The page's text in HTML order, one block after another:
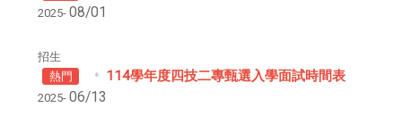
2025- 08/01
招生
熱門
114學年度四技二專甄選入學面試時間表
2025- 06/13